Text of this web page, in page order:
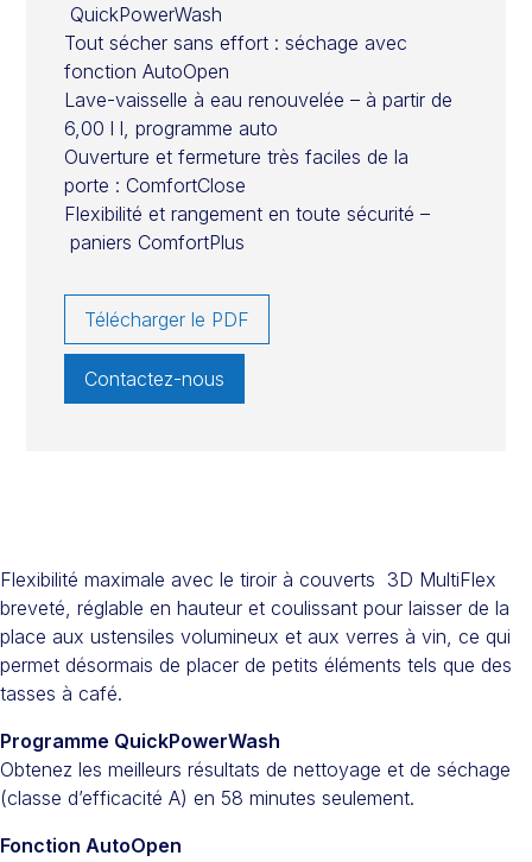
QuickPowerWash
Tout sécher sans effort :séchage avec
fonction AutoOpen
Lave-vaisselle à eau renouvelée – à partir de
6,00 l l, programme auto
Ouverture et fermeture très faciles de la
porte : ComfortClose
Flexibilité et rangement en toute sécurité –
paniers ComfortPlus
Télécharger le PDF
Contactez-nous
Flexibilité maximale avec le tiroir à couverts 3D MultiFlex
breveté, réglable en hauteur et coulissant pour laisser de la
place aux ustensiles volumineux et aux verres à vin, ce qui
permet désormais de placer de petits éléments tels que des
tasses à café.
Programme QuickPowerWash
Obtenez les meilleurs résultats de nettoyage et de séchage
(classe d’efficacité A) en 58 minutes seulement.
Fonction AutoOpen